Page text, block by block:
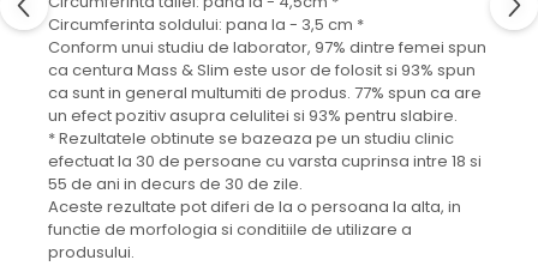
Circumferinta soldului: pana la - 3,5 cm *
Conform unui studiu de laborator, 97% dintre femei spun
ca centura Mass & Slim este usor de folosit si 93% spun
ca sunt in general multumiti de produs. 77% spun ca are
un efect pozitiv asupra celulitei si 93% pentru slabire.
* Rezultatele obtinute se bazeaza pe un studiu clinic
efectuat la 30 de persoane cu varsta cuprinsa intre 18 si
55 de ani in decurs de 30 de zile.
Aceste rezultate pot diferi de la o persoana la alta, in
functie de morfologia si conditiile de utilizare a
produsului.